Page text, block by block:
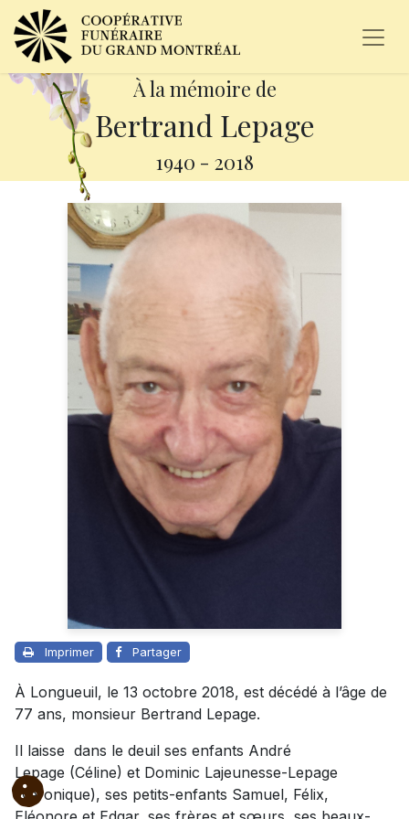
À la mémoire de
Bertrand Lepage
1940 - 2018
Imprimer Partager
À Longueuil, le 13 octobre 2018, est décédé à l’âge de
77 ans, monsieur Bertrand Lepage.
Il laisse dans le deuil ses enfants André
Lepage (Céline) et Dominic Lajeunesse-Lepage
(Véronique), ses petits-enfants Samuel, Félix,